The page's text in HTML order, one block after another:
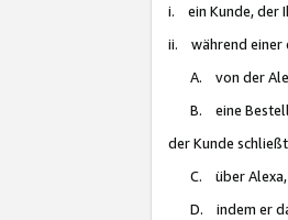
i. ein Kunde, der
ii. während einer
A. von der
B. eine
der Kunde
C. über
D. indem er